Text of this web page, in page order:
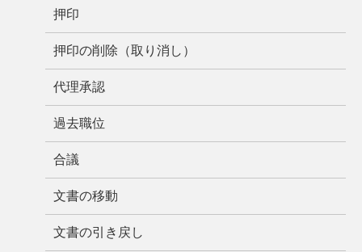
押印
押印の削除（取り消し）
代理承認
過去職位
合議
文書の移動
文書の引き戻し